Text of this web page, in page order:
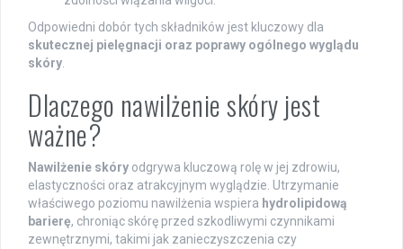
Odpowiedni dobór tych składników jest kluczowy dla
skutecznej pielęgnacji oraz poprawy ogólnego wyglądu
skóry.
Dlaczego nawilżenie skóry jest
ważne?
Nawilżenie skóry odgrywa kluczową rolę w jej zdrowiu,
elastyczności oraz atrakcyjnym wyglądzie. Utrzymanie
właściwego poziomu nawilżenia wspiera hydrolipidową
barierę, chroniąc skórę przed szkodliwymi czynnikami
zewnętrznymi, takimi jak zanieczyszczenia czy